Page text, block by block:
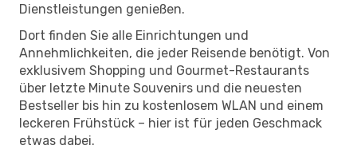
Dienstleistungen genießen.
Dort finden Sie alle Einrichtungen und
Annehmlichkeiten, die jeder Reisende benötigt. Von
exklusivem Shopping und Gourmet-Restaurants
über letzte Minute Souvenirs und die neuesten
Bestseller bis hin zu kostenlosem WLAN und einem
leckeren Frühstück – hier ist für jeden Geschmack
etwas dabei.